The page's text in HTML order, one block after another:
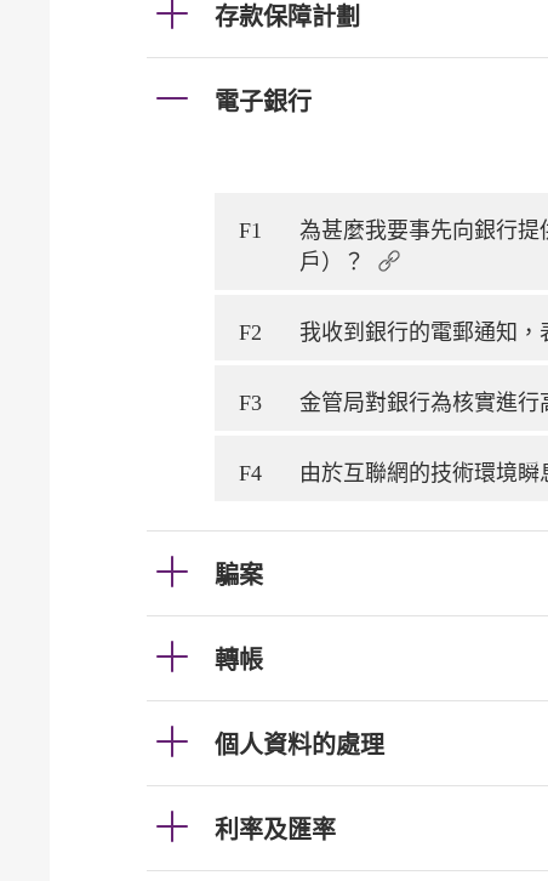
存款保障計劃
電子銀行
F1
為甚麼我要事先向銀行
戶）？
F2 我收到銀行的電郵通知
F3 金管局對銀行為核實進行
F4 由於互聯網的技術環境
騙案
轉帳
個人資料的處理
利率及匯率